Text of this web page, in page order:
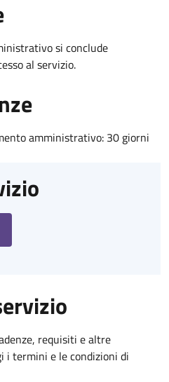
si conclude
al servizio.
amministrativo: 30 giorni
requisiti e altre
i termini e le condizioni di